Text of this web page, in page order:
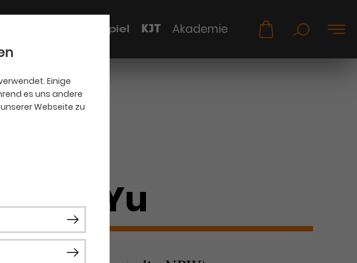
Einige
es uns andere
Webseite zu
Schauspiel KJT Akademie
Sono Yu